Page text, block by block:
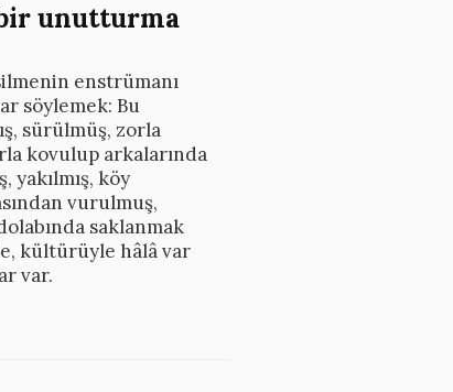
unutturma
enstrümanı
söylemek: Bu
sürülmüş, zorla
kovulup arkalarında
yakılmış, köy
vurulmuş,
saklanmak
kültürüyle hâlâ var
var.